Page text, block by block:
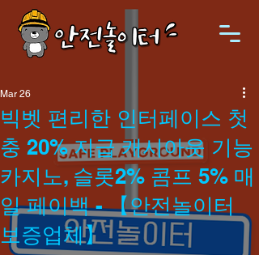
빅벳 편리한 인터페이스 첫
충 20% 지급 캐시아웃 기능
카지노, 슬롯2% 콤프 5% 매
일 페이백 - 【안전놀이터
보증업체】
Mar 26